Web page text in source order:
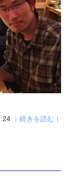
｜続きを読む｜